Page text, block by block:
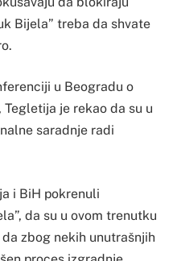
Bijela” treba da shvate
u Beogradu o
je rekao da su u
saradnje radi
i BiH pokrenuli
da su u ovom trenutku
zbog nekih unutrašnjih